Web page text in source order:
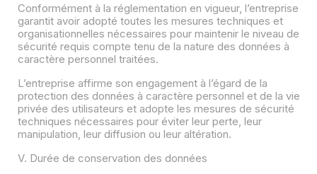
Conformément à la réglementation en vigueur, l’entreprise
garantit avoir adopté toutes les mesures techniques et
organisationnelles nécessaires pour maintenir le niveau de
sécurité requis compte tenu de la nature des données à
caractère personnel traitées.
L’entreprise affirme son engagement à l’égard de la
protection des données à caractère personnel et de la vie
privée des utilisateurs et adopte les mesures de sécurité
techniques nécessaires pour éviter leur perte, leur
manipulation, leur diffusion ou leur altération.
V. Durée de conservation des données